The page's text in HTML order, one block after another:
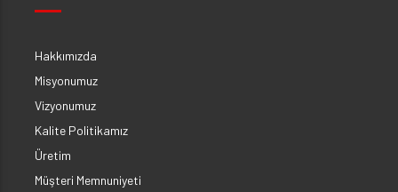
Hakkımızda
Misyonumuz
Vizyonumuz
Kalite Politikamız
Üretim
Müşteri Memnuniyeti